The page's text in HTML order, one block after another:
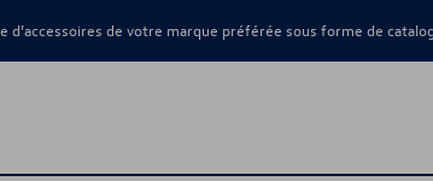
de votre marque préférée sous forme de